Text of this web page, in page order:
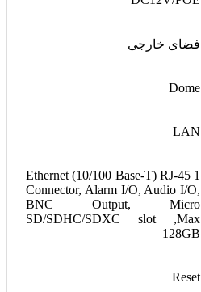
فضای خارجی
Dome
LAN
1 Ethernet (10/100 Base-T) RJ-45
Connector, Alarm I/O, Audio I/O,
BNC Output, Micro
SD/SDHC/SDXC slot ,Max
128GB
Reset